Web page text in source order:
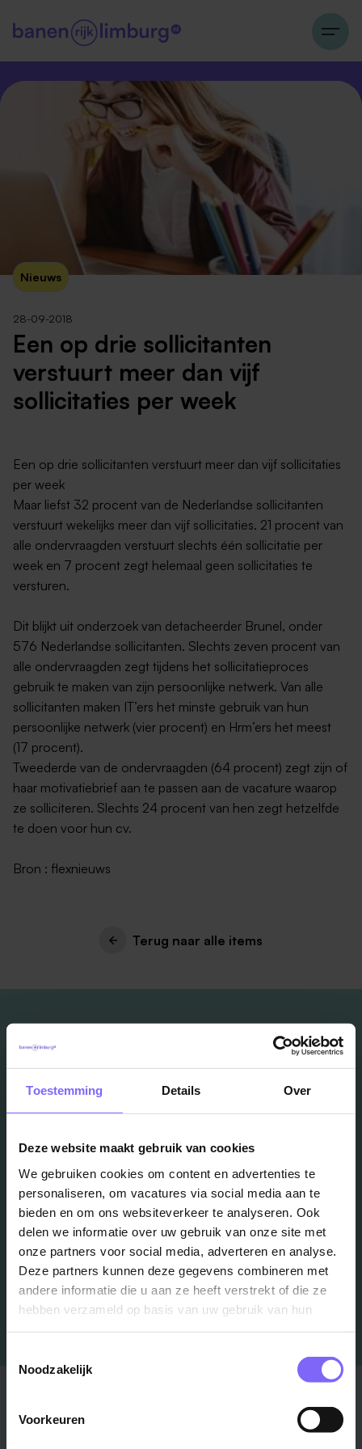
Toestemming Details Over
Deze website maakt gebruik van cookies
We gebruiken cookies om content en advertenties te
personaliseren, om vacatures via social media aan te
bieden en om ons websiteverkeer te analyseren. Ook
delen we informatie over uw gebruik van onze site met
onze partners voor social media, adverteren en analyse.
Deze partners kunnen deze gegevens combineren met
andere informatie die u aan ze heeft verstrekt of die ze
hebben verzameld op basis van uw gebruik van hun
Noodzakelijk
Voorkeuren
Nieuws
28-09-2018
Een op drie sollicitanten
verstuurt meer dan vijf
sollicitaties per week
Een op drie sollicitanten verstuurt meer dan vijf sollicitaties
per week
Maar liefst 32 procent van de Nederlandse sollicitanten
verstuurt wekelijks meer dan vijf sollicitaties. 21 procent van
alle ondervraagden verstuurt slechts één sollicitatie per
week en 7 procent zegt helemaal geen sollicitaties te
versturen.
Dit blijkt uit onderzoek van detacheerder Brunel, onder
576 Nederlandse sollicitanten. Slechts zeven procent van
alle ondervraagden zegt tijdens het sollicitatieproces
gebruik te maken van zijn persoonlijke netwerk. Van alle
sollicitanten maken IT’ers het minste gebruik van hun
persoonlijke netwerk (vier procent) en Hrm’ers het meest
(17 procent).
Tweederde van de ondervraagden (64 procent) zegt zijn of
haar motivatiebrief aan te passen aan de vacature waarop
ze solliciteren. Slechts 24 procent van hen zegt hetzelfde
te doen voor hun cv.
Bron : flexnieuws
Terug naar alle items
Vacatures
Schrijf je in en we houden je op de hoogte
Job Alert instellen
Maastricht ›